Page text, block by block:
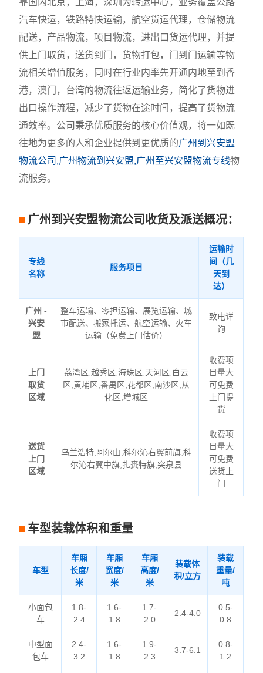
靠国内北京，上海，深圳为转运中心，业务覆盖公路
汽车快运，铁路特快运输，航空货运代理，仓储物流
配送，产品物流，项目物流，进出口货运代理，并提
供上门取货，送货到门，货物打包，门到门运输等物
流相关增值服务，同时在行业内率先开通内地至到香
港，澳门，台湾的物流往返运输业务，简化了货物进
出口操作流程，减少了货物在途时间，提高了货物流
通效率。公司秉承优质服务的核心价值观，将一如既
往地为更多的人和企业提供到更优质的广州到兴安盟
物流公司,广州物流到兴安盟,广州至兴安盟物流专线物
流服务。
广州到兴安盟物流公司收货及派送概况：
专线
名称
服务项目
运输时
间（几
天到
达）
广州 -
兴安
盟
整车运输、零担运输、展览运输、城
市配送、搬家托运、航空运输、火车
运输（免费上门估价）
致电详
询
上门
取货
区域
荔湾区,越秀区,海珠区,天河区,白云
区,黄埔区,番禺区,花都区,南沙区,从
化区,增城区
收费项
目量大
可免费
上门提
货
送货
上门
区域
乌兰浩特,阿尔山,科尔沁右翼前旗,科
尔沁右翼中旗,扎赉特旗,突泉县
收费项
目量大
可免费
送货上
门
车型装载体积和重量
车型
车厢
长度/
米
车厢
宽度/
米
车厢
高度/
米
装载体
积/立方
装载
重量/
吨
小面包
车
1.8-
2.4
1.6-
1.8
1.7-
2.0
2.4-4.0
0.5-
0.8
中型面
包车
2.4-
3.2
1.6-
1.8
1.9-
2.3
3.7-6.1
0.8-
1.2